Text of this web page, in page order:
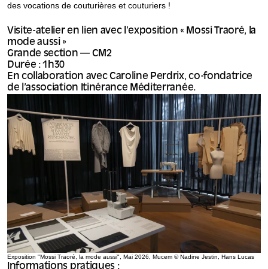
des vocations de couturières et couturiers !
Visite-atelier en lien avec l’exposition « Mossi Traoré, la
mode aussi »
Grande section — CM2
Durée : 1h30
En collaboration avec Caroline Perdrix, co-fondatrice
de l’association Itinérance Méditerranée.
Exposition "Mossi Traoré, la mode aussi", Mai 2026, Mucem © Nadine Jestin, Hans Lucas
Informations pratiques :